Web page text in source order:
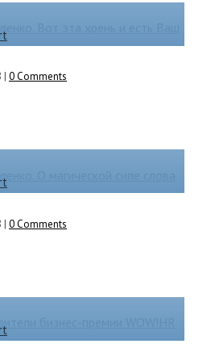
Вот эта хрень и есть Ваш
| 0 Comments
О магической силе слова
| 0 Comments
бизнес-премии WOW!HR